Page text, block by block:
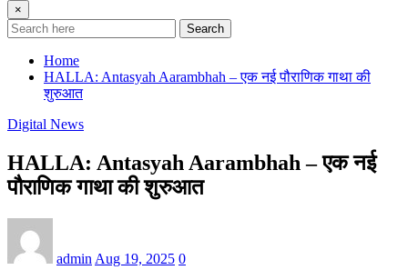
×
Search
Home
HALLA: Antasyah Aarambhah – एक नई पौराणिक गाथा की
शुरुआत
Digital News
HALLA: Antasyah Aarambhah – एक नई
पौराणिक गाथा की शुरुआत
admin Aug 19, 2025 0